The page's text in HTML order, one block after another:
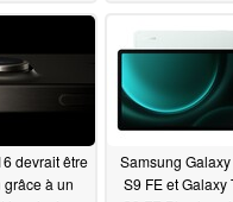
devrait être
grâce à un
Samsung Galaxy
S9 FE et Galaxy